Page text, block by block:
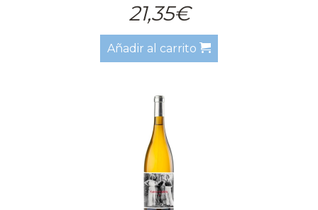
21,35€
Añadir al carrito